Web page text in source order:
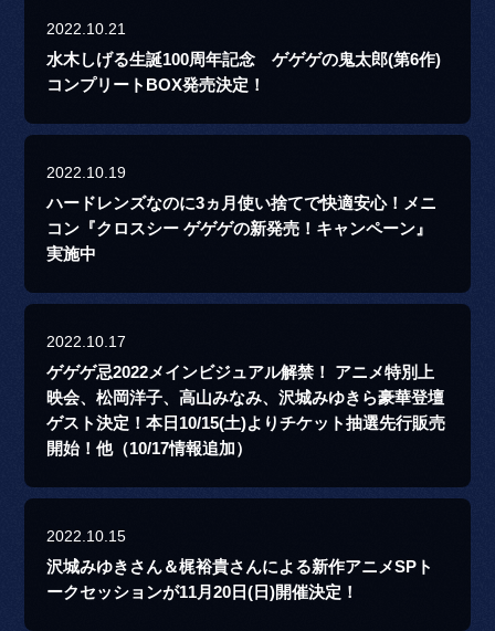
2022.10.21
水木しげる生誕100周年記念 ゲゲゲの鬼太郎(第6作)
コンプリートBOX発売決定！
2022.10.19
ハードレンズなのに3ヵ月使い捨てで快適安心！メニ
コン『クロスシー ゲゲゲの新発売！キャンペーン』
実施中
2022.10.17
ゲゲゲ忌2022メインビジュアル解禁！ アニメ特別上
映会、松岡洋子、高山みなみ、沢城みゆきら豪華登壇
ゲスト決定！本日10/15(土)よりチケット抽選先行販売
開始！他（10/17情報追加）
2022.10.15
沢城みゆきさん＆梶裕貴さんによる新作アニメSPト
ークセッションが11月20日(日)開催決定！